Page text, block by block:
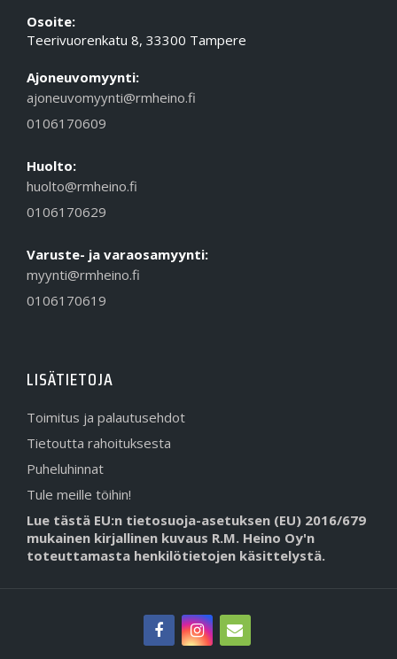
Osoite:
Teerivuorenkatu 8, 33300 Tampere
Ajoneuvomyynti:
ajoneuvomyynti@rmheino.fi
0106170609
Huolto:
huolto@rmheino.fi
0106170629
Varuste- ja varaosamyynti:
myynti@rmheino.fi
0106170619
LISÄTIETOJA
Toimitus ja palautusehdot
Tietoutta rahoituksesta
Puheluhinnat
Tule meille töihin!
Lue tästä EU:n tietosuoja-asetuksen (EU) 2016/679
mukainen kirjallinen kuvaus R.M. Heino Oy'n
toteuttamasta henkilötietojen käsittelystä.